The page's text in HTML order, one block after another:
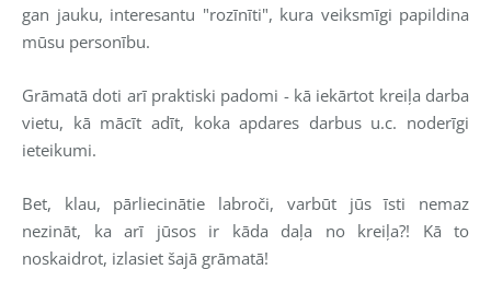
gan jauku, interesantu "rozīnīti", kura veiksmīgi papildina
mūsu personību.
Grāmatā doti arī praktiski padomi - kā iekārtot kreiļa darba
vietu, kā mācīt adīt, koka apdares darbus u.c. noderīgi
ieteikumi.
Bet, klau, pārliecinātie labroči, varbūt jūs īsti nemaz
nezināt, ka arī jūsos ir kāda daļa no kreiļa?! Kā to
noskaidrot, izlasiet šajā grāmatā!